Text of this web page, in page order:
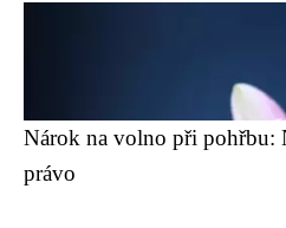
Nárok na volno při pohřbu:
právo